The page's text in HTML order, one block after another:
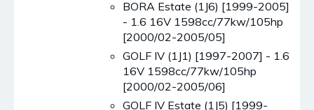
BORA Estate (1J6) [1999-2005]
- 1.6 16V 1598cc/77kw/105hp
[2000/02-2005/05]
GOLF IV (1J1) [1997-2007] - 1.6
16V 1598cc/77kw/105hp
[2000/02-2005/06]
GOLF IV Estate (1J5) [1999-